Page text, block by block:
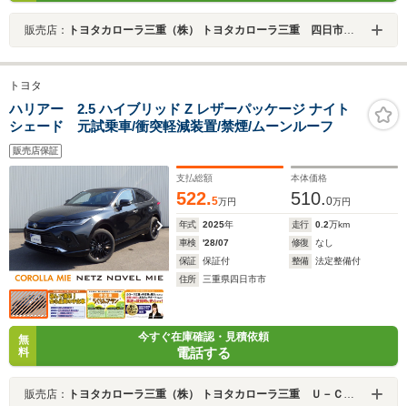
販売店： トヨタカローラ三重（株） トヨタカローラ三重 四日市桜店
トヨタ
ハリアー 2.5 ハイブリッド Z レザーパッケージ ナイト
シェード 元試乗車/衝突軽減装置/禁煙/ムーンルーフ
販売店保証
支払総額
522.5万円
本体価格
510.0万円
年式 2025年 走行 0.2万km
車検
'28/07 修復
なし
保証
保証付 整備
法定整備付
住所
三重県四日市市
無
料
今すぐ在庫確認・見積依頼
電話する
販売店： トヨタカローラ三重（株） トヨタカローラ三重 Ｕ－Ｃａｒ四日市本社店